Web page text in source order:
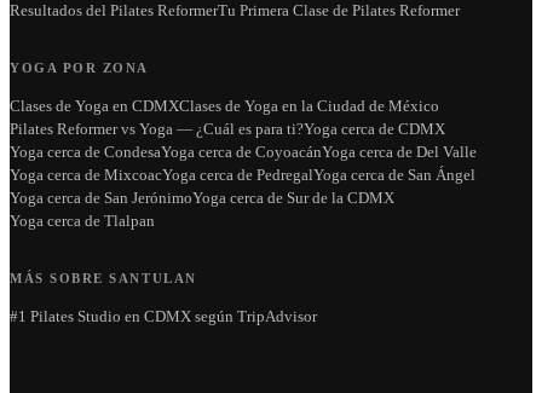
Resultados del Pilates ReformerTu Primera Clase de Pilates Reformer
YOGA POR ZONA
Clases de Yoga en CDMXClases de Yoga en la Ciudad de México
Pilates Reformer vs Yoga — ¿Cuál es para ti?Yoga cerca de CDMX
Yoga cerca de CondesaYoga cerca de CoyoacánYoga cerca de Del Valle
Yoga cerca de MixcoacYoga cerca de PedregalYoga cerca de San Ángel
Yoga cerca de San JerónimoYoga cerca de Sur de la CDMX
Yoga cerca de Tlalpan
MÁS SOBRE SANTULAN
#1 Pilates Studio en CDMX según TripAdvisor